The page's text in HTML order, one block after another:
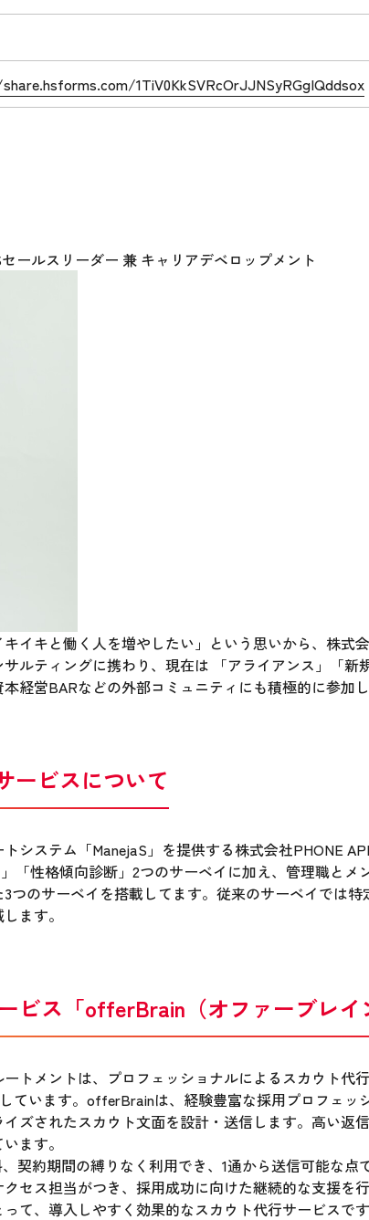
1TiV0KkSVRcOrJJNSyRGgIQddsox
ールスリーダー 兼 キャリアデベロップメント
イキと働く人を増やしたい」という思いから、株式
ルティングに携わり、現在は 「アライアンス」「新
経営BARなどの外部コミュニティにも積極的に参加
ービスについて
システム「ManejaS」を提供する株式会社PHONE
「性格傾向診断」2つのサーベイに加え、管理職とメ
つのサーベイを搭載してます。従来のサーベイでは
ます。
ビス「offerBrain（オファーブレイ
トメントは、プロフェッショナルによるスカウト代
ています。offerBrainは、経験豊富な採用プロフェッ
ズされたスカウト文面を設計・送信します。高い返
ます。
契約期間の縛りなく利用でき、1通から送信可能な
セス担当がつき、採用成功に向けた継続的な支援を
て、導入しやすく効果的なスカウト代行サービスです